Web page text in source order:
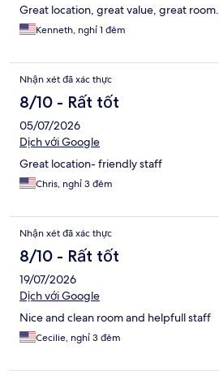
Great location, great value, great room.
Kenneth, nghỉ 1 đêm
Nhận xét đã xác thực
8/10 - Rất tốt
05/07/2026
Dịch với Google
Great location- friendly staff
Chris, nghỉ 3 đêm
Nhận xét đã xác thực
8/10 - Rất tốt
19/07/2026
Dịch với Google
Nice and clean room and helpfull staff
Cecilie, nghỉ 3 đêm